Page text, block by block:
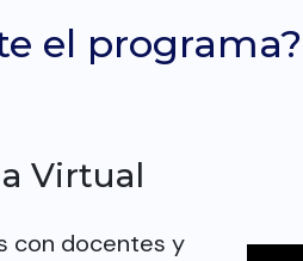
el programa?
Virtual
con docentes y